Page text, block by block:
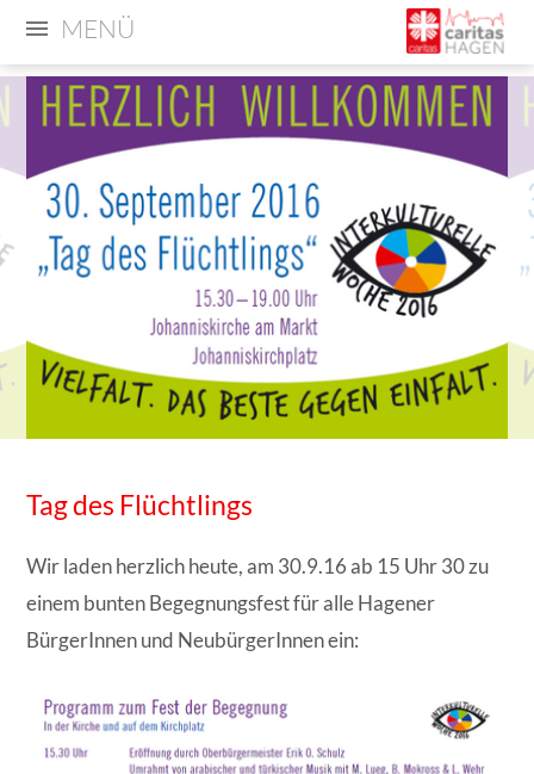
MENÜ
Tag des Flüchtlings
Wir laden herzlich heute, am 30.9.16 ab 15 Uhr 30 zu
einem bunten Begegnungsfest für alle Hagener
BürgerInnen und NeubürgerInnen ein: